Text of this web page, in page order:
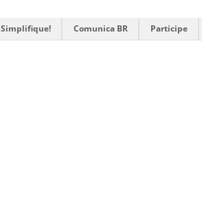
Simplifique! Comunica BR Participe